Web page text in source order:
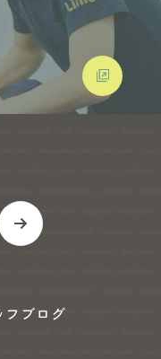
フブログ